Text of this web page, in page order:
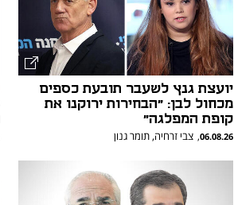
יועצת גנץ לשעבר תובעת כספים
מכחול לבן: "הבחירות ירוקנו את
קופת המפלגה"
06.08.26
, צבי זרחיה, תומר גנון